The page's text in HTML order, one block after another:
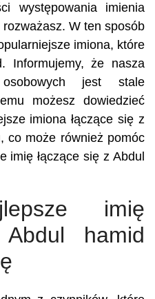
występowania imienia
W ten sposób
imiona, które
Informujemy, że nasza
jest stale
możesz dowiedzieć
imiona łączące się z
co może również pomóc
imię łączące się z Abdul
imię
hamid